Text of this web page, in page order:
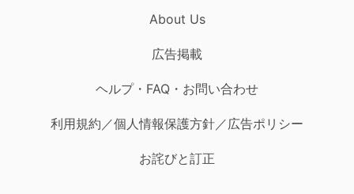
About Us
広告掲載
ヘルプ・FAQ・お問い合わせ
利用規約／個人情報保護方針／広告ポリシー
お詫びと訂正